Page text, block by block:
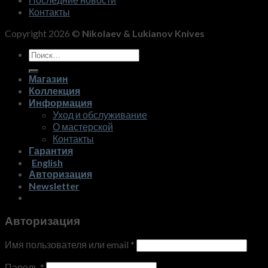
Контакты
Copyright 2026 © Nikolaev & Lukianov Knives
Искать:
Магазин
Коллекция
Информация
Уход и обслуживание
О мастерской
Контакты
Гарантия
English
Авторизация
Newsletter
Авторизация
Имя пользователя или email *